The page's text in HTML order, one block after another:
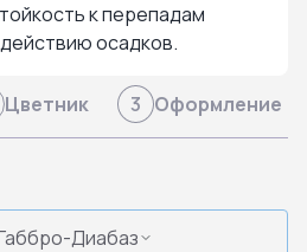
к перепадам
осадков.
Цветник 3 Оформление
Диабаз